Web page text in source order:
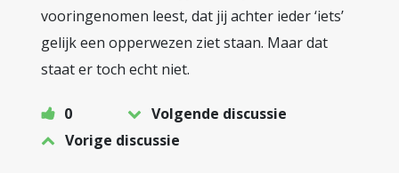
vooringenomen leest, dat jij achter ieder ‘iets’
gelijk een opperwezen ziet staan. Maar dat
staat er toch echt niet.
0
Volgende discussie
Vorige discussie